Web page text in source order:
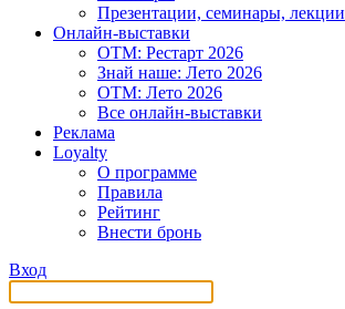
Презентации, семинары, лекции
Онлайн-выставки
OTM: Рестарт 2026
Знай наше: Лето 2026
OTM: Лето 2026
Все онлайн-выставки
Реклама
Loyalty
О программе
Правила
Рейтинг
Внести бронь
Вход